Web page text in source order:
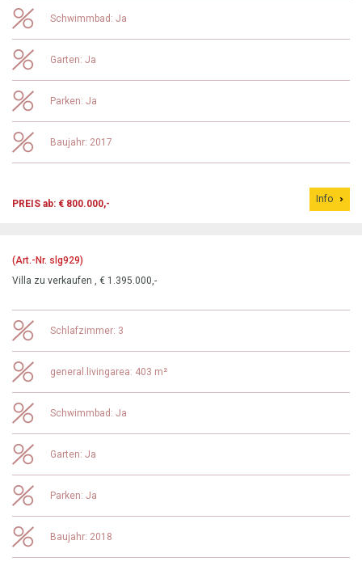
Schwimmbad: Ja
Garten: Ja
Parken: Ja
Baujahr: 2017
PREIS ab: € 800.000,- Info
(Art.-Nr. slg929)
Villa zu verkaufen , € 1.395.000,-
Schlafzimmer: 3
general.livingarea: 403 m²
Schwimmbad: Ja
Garten: Ja
Parken: Ja
Baujahr: 2018